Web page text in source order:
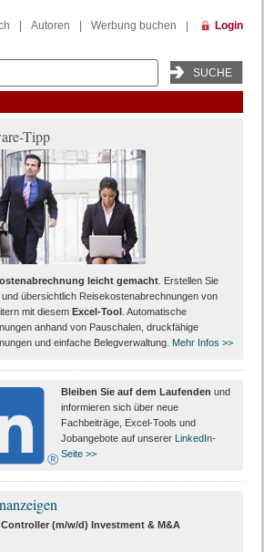
Autoren Werbung buchen Login
Tipp
leicht gemacht. Erstellen Sie
übersichtlich Reisekostenabrechnungen von
mit diesem Excel-Tool. Automatische
anhand von Pauschalen, druckfähige
und einfache Belegverwaltung. Mehr Infos >>
Bleiben Sie auf dem Laufenden und
informieren sich über neue
Fachbeiträge, Excel-Tools und
Jobangebote auf unserer LinkedIn-
Seite >>
(m/w/d) Investment & M&A